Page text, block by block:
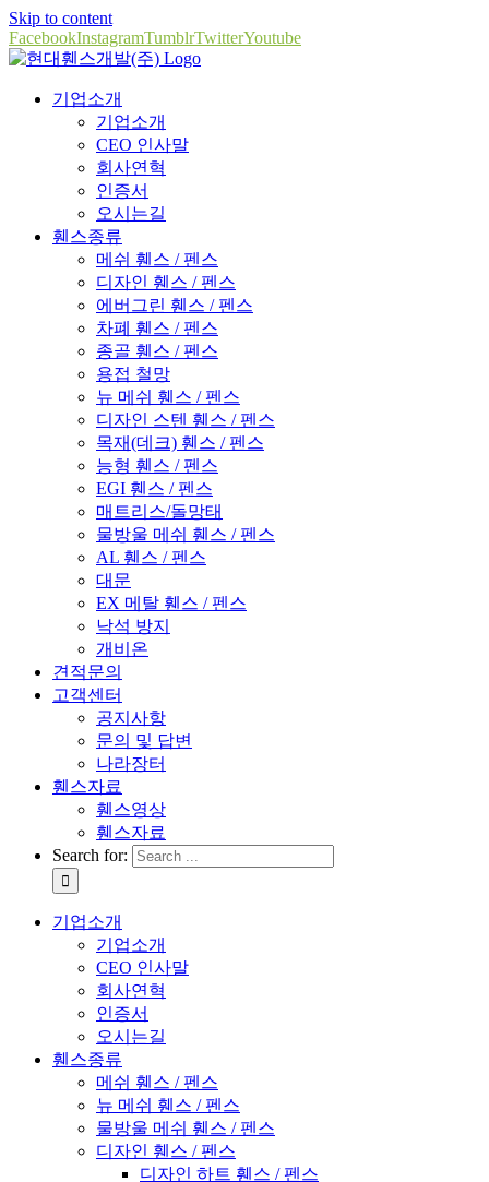
Skip to content
FacebookInstagramTumblrTwitterYoutube
기업소개
기업소개
CEO 인사말
회사연혁
인증서
오시는길
휀스종류
메쉬 휀스 / 펜스
디자인 휀스 / 펜스
에버그린 휀스 / 펜스
차폐 휀스 / 펜스
종골 휀스 / 펜스
용접 철망
뉴 메쉬 휀스 / 펜스
디자인 스텐 휀스 / 펜스
목재(데크) 휀스 / 펜스
능형 휀스 / 펜스
EGI 휀스 / 펜스
매트리스/돌망태
물방울 메쉬 휀스 / 펜스
AL 휀스 / 펜스
대문
EX 메탈 휀스 / 펜스
낙석 방지
개비온
견적문의
고객센터
공지사항
문의 및 답변
나라장터
휀스자료
휀스영상
휀스자료
Search for:
기업소개
기업소개
CEO 인사말
회사연혁
인증서
오시는길
휀스종류
메쉬 휀스 / 펜스
뉴 메쉬 휀스 / 펜스
물방울 메쉬 휀스 / 펜스
디자인 휀스 / 펜스
디자인 하트 휀스 / 펜스